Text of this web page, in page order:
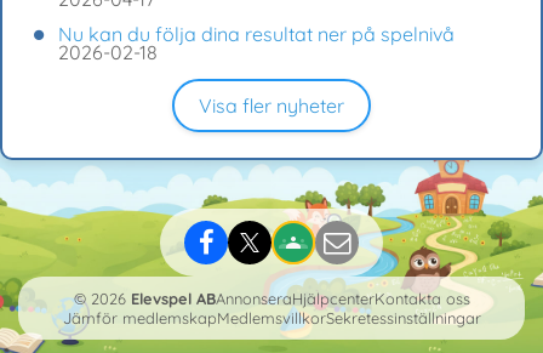
Nu kan du följa dina resultat ner på spelnivå
2026-02-18
Visa fler nyheter
© 2026 Elevspel ABAnnonseraHjälpcenterKontakta oss
Jämför medlemskapMedlemsvillkorSekretessinställningar